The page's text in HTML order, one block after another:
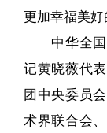
更加幸福美好
中华全国
记黄晓薇代
团中央委员
术界联合会